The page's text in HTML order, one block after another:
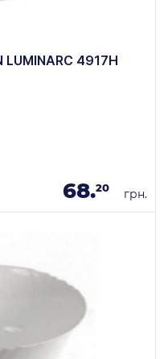
4917H
68.20 грн.